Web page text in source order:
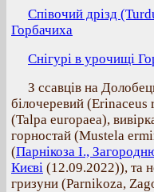
Співочий дрізд
Горбачиха
Снігурі в урочищі
З ссавців на
білочеревий (Erinaceus
(Talpa europaea),
горностай (Mustela
(Парнікоза І.,
Києві (12.09.2022)), та
гризуни (Parnikoza,